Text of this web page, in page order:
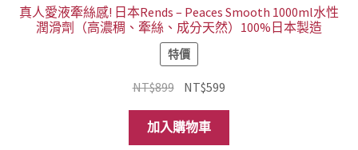
真人愛液牽絲感! 日本Rends – Peaces Smooth 1000ml水性
潤滑劑（高濃稠、牽絲、成分天然）100%日本製造
特價
NT$899 原
價
格：
NT$599
格：
加入購物車